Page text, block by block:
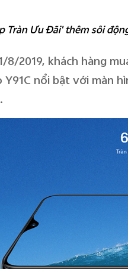
Tràn Ưu Đãi' thêm sôi
2019, khách hàng
Y91C nổi bật với màn